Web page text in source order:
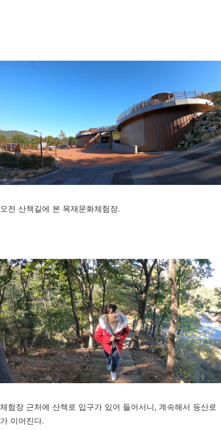
오전 산책길에 본 목재문화체험장.
체험장 근처에 산책로 입구가 있어 들어서니, 계속해서 등산로
가 이어진다.